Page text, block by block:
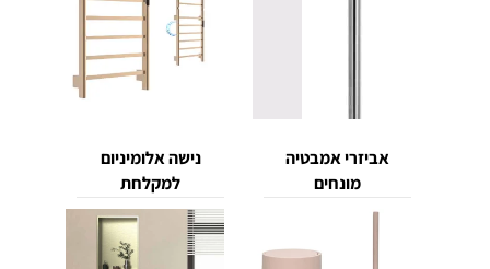
אביזרי אמבטיה
מונחים
נישה אלומיניום
למקלחת